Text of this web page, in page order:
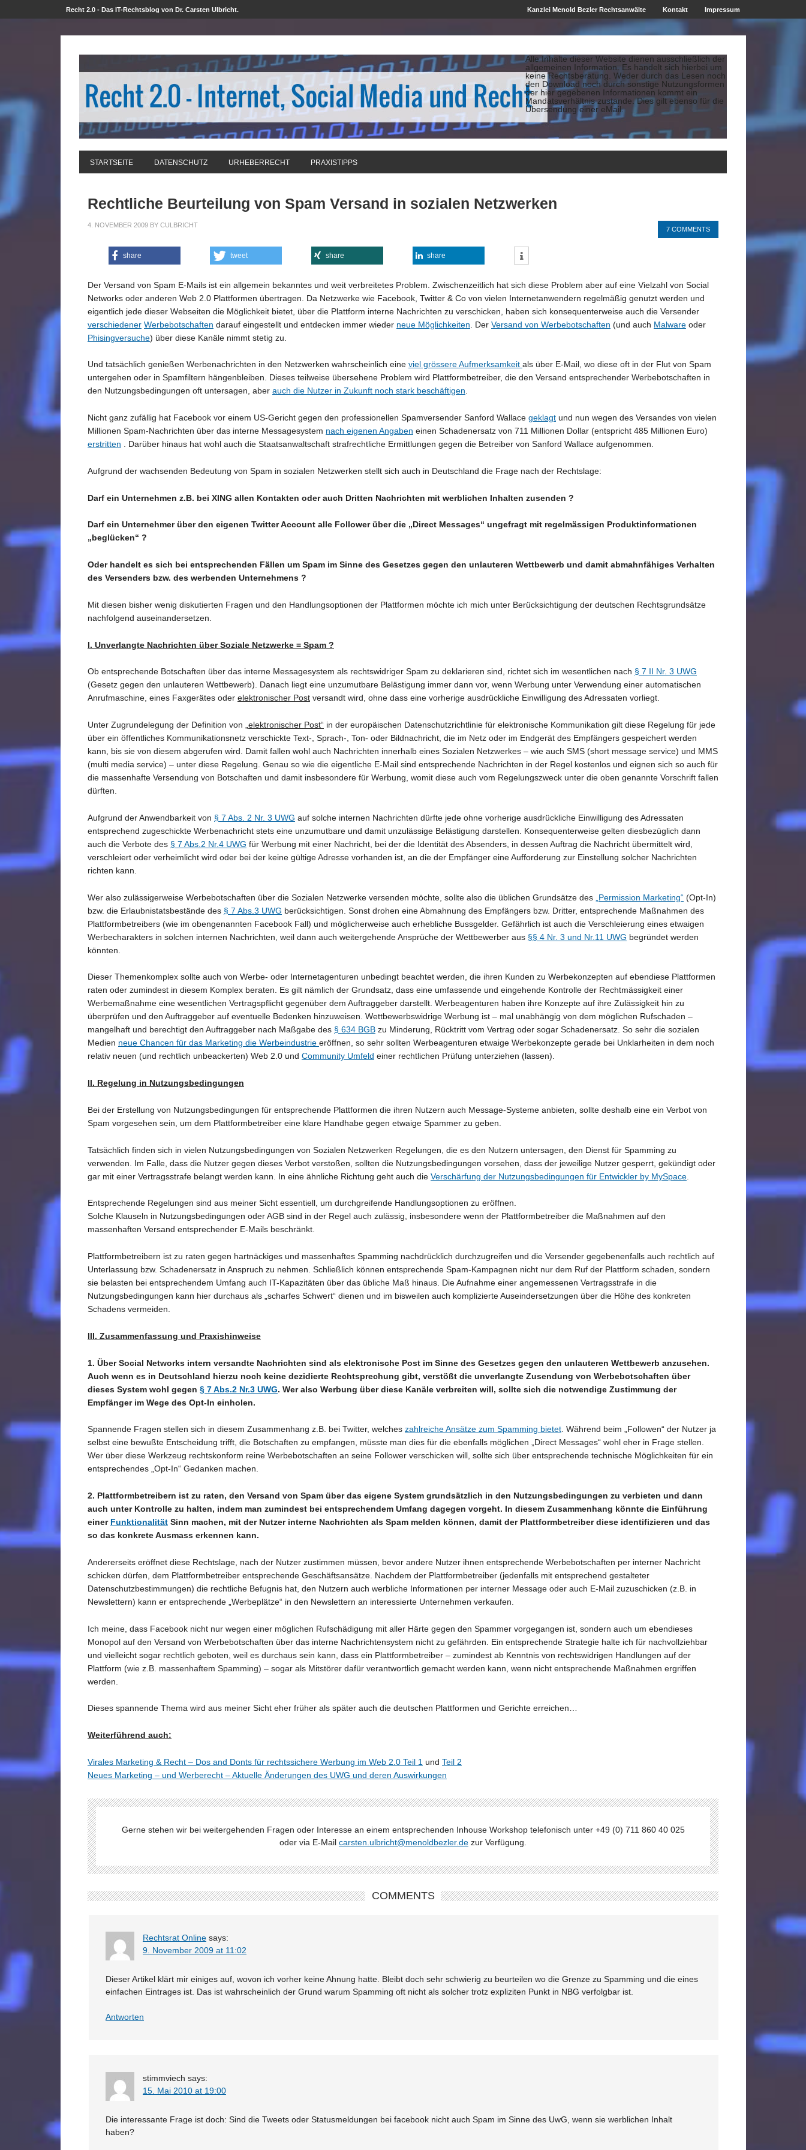
Recht 2.0 - Das IT-Rechtsblog von Dr. Carsten Ulbricht. Kanzlei Menold Bezler Rechtsanwälte Kontakt Impressum
Alle Inhalte dieser Website dienen ausschließlich der
allgemeinen Information. Es handelt sich hierbei um
keine Rechtsberatung. Weder durch das Lesen noch
den Download noch durch sonstige Nutzungsformen
der hier gegebenen Informationen kommt ein
Mandatsverhältnis zustande. Dies gilt ebenso für die
Übersendung einer eMail.
STARTSEITE DATENSCHUTZ URHEBERRECHT PRAXISTIPPS
Rechtliche Beurteilung von Spam Versand in sozialen Netzwerken
4. NOVEMBER 2009 BY CULBRICHT
7 COMMENTS
share tweet share share
Der Versand von Spam E-Mails ist ein allgemein bekanntes und weit verbreitetes Problem. Zwischenzeitlich hat sich diese Problem aber auf eine Vielzahl von Social
Networks oder anderen Web 2.0 Plattformen übertragen. Da Netzwerke wie Facebook, Twitter & Co von vielen Internetanwendern regelmäßig genutzt werden und
eigentlich jede dieser Webseiten die Möglichkeit bietet, über die Plattform interne Nachrichten zu verschicken, haben sich konsequenterweise auch die Versender
verschiedener Werbebotschaften darauf eingestellt und entdecken immer wieder neue Möglichkeiten . Der Versand von Werbebotschaften (und auch Malware oder
Phisingversuche) über diese Kanäle nimmt stetig zu.
Und tatsächlich genießen Werbenachrichten in den Netzwerken wahrscheinlich eine viel grössere Aufmerksamkeit als über E-Mail, wo diese oft in der Flut von Spam
untergehen oder in Spamfiltern hängenbleiben. Dieses teilweise übersehene Problem wird Plattformbetreiber, die den Versand entsprechender Werbebotschaften in
den Nutzungsbedingungen oft untersagen, aber auch die Nutzer in Zukunft noch stark beschäftigen.
Nicht ganz zufällig hat Facebook vor einem US-Gericht gegen den professionellen Spamversender Sanford Wallace geklagt und nun wegen des Versandes von vielen
Millionen Spam-Nachrichten über das interne Messagesystem nach eigenen Angaben einen Schadenersatz von 711 Millionen Dollar (entspricht 485 Millionen Euro)
erstritten . Darüber hinaus hat wohl auch die Staatsanwaltschaft strafrechtliche Ermittlungen gegen die Betreiber von Sanford Wallace aufgenommen.
Aufgrund der wachsenden Bedeutung von Spam in sozialen Netzwerken stellt sich auch in Deutschland die Frage nach der Rechtslage:
Darf ein Unternehmen z.B. bei XING allen Kontakten oder auch Dritten Nachrichten mit werblichen Inhalten zusenden ?
Darf ein Unternehmer über den eigenen Twitter Account alle Follower über die „Direct Messages“ ungefragt mit regelmässigen Produktinformationen
„beglücken“ ?
Oder handelt es sich bei entsprechenden Fällen um Spam im Sinne des Gesetzes gegen den unlauteren Wettbewerb und damit abmahnfähiges Verhalten
des Versenders bzw. des werbenden Unternehmens ?
Mit diesen bisher wenig diskutierten Fragen und den Handlungsoptionen der Plattformen möchte ich mich unter Berücksichtigung der deutschen Rechtsgrundsätze
nachfolgend auseinandersetzen.
I. Unverlangte Nachrichten über Soziale Netzwerke = Spam ?
Ob entsprechende Botschaften über das interne Messagesystem als rechtswidriger Spam zu deklarieren sind, richtet sich im wesentlichen nach § 7 II Nr. 3 UWG
(Gesetz gegen den unlauteren Wettbewerb). Danach liegt eine unzumutbare Belästigung immer dann vor, wenn Werbung unter Verwendung einer automatischen
Anrufmaschine, eines Faxgerätes oder elektronischer Post versandt wird, ohne dass eine vorherige ausdrückliche Einwilligung des Adressaten vorliegt.
Unter Zugrundelegung der Definition von „elektronischer Post“ in der europäischen Datenschutzrichtlinie für elektronische Kommunikation gilt diese Regelung für jede
über ein öffentliches Kommunikationsnetz verschickte Text-, Sprach-, Ton- oder Bildnachricht, die im Netz oder im Endgerät des Empfängers gespeichert werden
kann, bis sie von diesem abgerufen wird. Damit fallen wohl auch Nachrichten innerhalb eines Sozialen Netzwerkes – wie auch SMS (short message service) und MMS
(multi media service) – unter diese Regelung. Genau so wie die eigentliche E-Mail sind entsprechende Nachrichten in der Regel kostenlos und eignen sich so auch für
die massenhafte Versendung von Botschaften und damit insbesondere für Werbung, womit diese auch vom Regelungszweck unter die oben genannte Vorschrift fallen
dürften.
Aufgrund der Anwendbarkeit von § 7 Abs. 2 Nr. 3 UWG auf solche internen Nachrichten dürfte jede ohne vorherige ausdrückliche Einwilligung des Adressaten
entsprechend zugeschickte Werbenachricht stets eine unzumutbare und damit unzulässige Belästigung darstellen. Konsequenterweise gelten diesbezüglich dann
auch die Verbote des § 7 Abs.2 Nr.4 UWG für Werbung mit einer Nachricht, bei der die Identität des Absenders, in dessen Auftrag die Nachricht übermittelt wird,
verschleiert oder verheimlicht wird oder bei der keine gültige Adresse vorhanden ist, an die der Empfänger eine Aufforderung zur Einstellung solcher Nachrichten
richten kann.
Wer also zulässigerweise Werbebotschaften über die Sozialen Netzwerke versenden möchte, sollte also die üblichen Grundsätze des „Permission Marketing“ (Opt-In)
bzw. die Erlaubnistatsbestände des § 7 Abs.3 UWG berücksichtigen. Sonst drohen eine Abmahnung des Empfängers bzw. Dritter, entsprechende Maßnahmen des
Plattformbetreibers (wie im obengenannten Facebook Fall) und möglicherweise auch erhebliche Bussgelder. Gefährlich ist auch die Verschleierung eines etwaigen
Werbecharakters in solchen internen Nachrichten, weil dann auch weitergehende Ansprüche der Wettbewerber aus §§ 4 Nr. 3 und Nr.11 UWG begründet werden
könnten.
Dieser Themenkomplex sollte auch von Werbe- oder Internetagenturen unbedingt beachtet werden, die ihren Kunden zu Werbekonzepten auf ebendiese Plattformen
raten oder zumindest in diesem Komplex beraten. Es gilt nämlich der Grundsatz, dass eine umfassende und eingehende Kontrolle der Rechtmässigkeit einer
Werbemaßnahme eine wesentlichen Vertragspflicht gegenüber dem Auftraggeber darstellt. Werbeagenturen haben ihre Konzepte auf ihre Zulässigkeit hin zu
überprüfen und den Auftraggeber auf eventuelle Bedenken hinzuweisen. Wettbewerbswidrige Werbung ist – mal unabhängig von dem möglichen Rufschaden –
mangelhaft und berechtigt den Auftraggeber nach Maßgabe des § 634 BGB zu Minderung, Rücktritt vom Vertrag oder sogar Schadenersatz. So sehr die sozialen
Medien neue Chancen für das Marketing die Werbeindustrie eröffnen, so sehr sollten Werbeagenturen etwaige Werbekonzepte gerade bei Unklarheiten in dem noch
relativ neuen (und rechtlich unbeackerten) Web 2.0 und Community Umfeld einer rechtlichen Prüfung unterziehen (lassen).
II. Regelung in Nutzungsbedingungen
Bei der Erstellung von Nutzungsbedingungen für entsprechende Plattformen die ihren Nutzern auch Message-Systeme anbieten, sollte deshalb eine ein Verbot von
Spam vorgesehen sein, um dem Plattformbetreiber eine klare Handhabe gegen etwaige Spammer zu geben.
Tatsächlich finden sich in vielen Nutzungsbedingungen von Sozialen Netzwerken Regelungen, die es den Nutzern untersagen, den Dienst für Spamming zu
verwenden. Im Falle, dass die Nutzer gegen dieses Verbot verstoßen, sollten die Nutzungsbedingungen vorsehen, dass der jeweilige Nutzer gesperrt, gekündigt oder
gar mit einer Vertragsstrafe belangt werden kann. In eine ähnliche Richtung geht auch die Verschärfung der Nutzungsbedingungen für Entwickler by MySpace
Entsprechende Regelungen sind aus meiner Sicht essentiell, um durchgreifende Handlungsoptionen zu eröffnen.
Solche Klauseln in Nutzungsbedingungen oder AGB sind in der Regel auch zulässig, insbesondere wenn der Plattformbetreiber die Maßnahmen auf den
massenhaften Versand entsprechender E-Mails beschränkt.
Plattformbetreibern ist zu raten gegen hartnäckiges und massenhaftes Spamming nachdrücklich durchzugreifen und die Versender gegebenenfalls auch rechtlich auf
Unterlassung bzw. Schadenersatz in Anspruch zu nehmen. Schließlich können entsprechende Spam-Kampagnen nicht nur dem Ruf der Plattform schaden, sondern
sie belasten bei entsprechendem Umfang auch IT-Kapazitäten über das übliche Maß hinaus. Die Aufnahme einer angemessenen Vertragsstrafe in die
Nutzungsbedingungen kann hier durchaus als „scharfes Schwert“ dienen und im bisweilen auch komplizierte Auseindersetzungen über die Höhe des konkreten
Schadens vermeiden.
III. Zusammenfassung und Praxishinweise
1. Über Social Networks intern versandte Nachrichten sind als elektronische Post im Sinne des Gesetzes gegen den unlauteren Wettbewerb anzusehen.
Auch wenn es in Deutschland hierzu noch keine dezidierte Rechtsprechung gibt, verstößt die unverlangte Zusendung von Werbebotschaften über
dieses System wohl gegen § 7 Abs.2 Nr.3 UWG. Wer also Werbung über diese Kanäle verbreiten will, sollte sich die notwendige Zustimmung der
Empfänger im Wege des Opt-In einholen.
Spannende Fragen stellen sich in diesem Zusammenhang z.B. bei Twitter, welches zahlreiche Ansätze zum Spamming bietet. Während beim „Followen“ der Nutzer ja
selbst eine bewußte Entscheidung trifft, die Botschaften zu empfangen, müsste man dies für die ebenfalls möglichen „Direct Messages“ wohl eher in Frage stellen.
Wer über diese Werkzeug rechtskonform reine Werbebotschaften an seine Follower verschicken will, sollte sich über entsprechende technische Möglichkeiten für ein
entsprechendes „Opt-In“ Gedanken machen.
2. Plattformbetreibern ist zu raten, den Versand von Spam über das eigene System grundsätzlich in den Nutzungsbedingungen zu verbieten und dann
auch unter Kontrolle zu halten, indem man zumindest bei entsprechendem Umfang dagegen vorgeht. In diesem Zusammenhang könnte die Einführung
einer Funktionalität Sinn machen, mit der Nutzer interne Nachrichten als Spam melden können, damit der Plattformbetreiber diese identifizieren und das
so das konkrete Ausmass erkennen kann.
Andererseits eröffnet diese Rechtslage, nach der Nutzer zustimmen müssen, bevor andere Nutzer ihnen entsprechende Werbebotschaften per interner Nachricht
schicken dürfen, dem Plattformbetreiber entsprechende Geschäftsansätze. Nachdem der Plattformbetreiber (jedenfalls mit entsprechend gestalteter
Datenschutzbestimmungen) die rechtliche Befugnis hat, den Nutzern auch werbliche Informationen per interner Message oder auch E-Mail zuzuschicken (z.B. in
Newslettern) kann er entsprechende „Werbeplätze“ in den Newslettern an interessierte Unternehmen verkaufen.
Ich meine, dass Facebook nicht nur wegen einer möglichen Rufschädigung mit aller Härte gegen den Spammer vorgegangen ist, sondern auch um ebendieses
Monopol auf den Versand von Werbebotschaften über das interne Nachrichtensystem nicht zu gefährden. Ein entsprechende Strategie halte ich für nachvollziehbar
und vielleicht sogar rechtlich geboten, weil es durchaus sein kann, dass ein Plattformbetreiber – zumindest ab Kenntnis von rechtswidrigen Handlungen auf der
Plattform (wie z.B. massenhaftem Spamming) – sogar als Mitstörer dafür verantwortlich gemacht werden kann, wenn nicht entsprechende Maßnahmen ergriffen
werden.
Dieses spannende Thema wird aus meiner Sicht eher früher als später auch die deutschen Plattformen und Gerichte erreichen…
Weiterführend auch:
Virales Marketing & Recht – Dos and Donts für rechtssichere Werbung im Web 2.0 Teil 1 und Teil 2
Neues Marketing – und Werberecht – Aktuelle Änderungen des UWG und deren Auswirkungen
Gerne stehen wir bei weitergehenden Fragen oder Interesse an einem entsprechenden Inhouse Workshop telefonisch unter +49 (0) 711 860 40 025
oder via E-Mail carsten.ulbricht@menoldbezler.de zur Verfügung.
COMMENTS
Rechtsrat Online says:
9. November 2009 at 11:02
Dieser Artikel klärt mir einiges auf, wovon ich vorher keine Ahnung hatte. Bleibt doch sehr schwierig zu beurteilen wo die Grenze zu Spamming und die eines
einfachen Eintrages ist. Das ist wahrscheinlich der Grund warum Spamming oft nicht als solcher trotz expliziten Punkt in NBG verfolgbar ist.
Antworten
stimmviech says:
15. Mai 2010 at 19:00
Die interessante Frage ist doch: Sind die Tweets oder Statusmeldungen bei facebook nicht auch Spam im Sinne des UwG, wenn sie werblichen Inhalt
haben?